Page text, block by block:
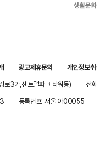
생활문
광고제휴문의
개인정보
로3가,센트럴파크 타워동)
전
등록번호: 서울 아00055